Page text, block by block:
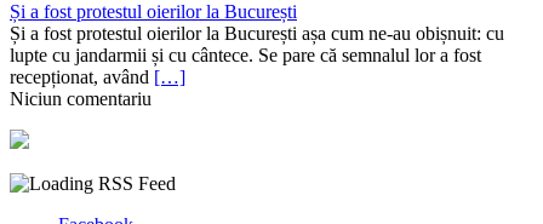
Și a fost protestul oierilor la București
Și a fost protestul oierilor la București așa cum ne-au obișnuit: cu
lupte cu jandarmii și cu cântece. Se pare că semnalul lor a fost
recepționat, având […]
Niciun comentariu